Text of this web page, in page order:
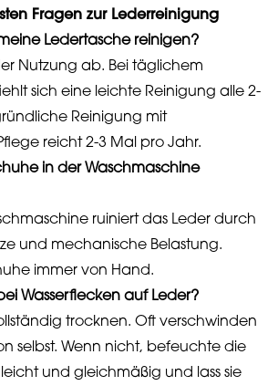
Fragen zur Lederreinigung
Ledertasche reinigen?
Nutzung ab. Bei täglichem
sich eine leichte Reinigung alle 2-
Reinigung mit
reicht 2-3 Mal pro Jahr.
in der Waschmaschine
ruiniert das Leder durch
und mechanische Belastung.
immer von Hand.
Wasserflecken auf Leder?
trocknen. Oft verschwinden
selbst. Wenn nicht, befeuchte die
und gleichmäßig und lass sie